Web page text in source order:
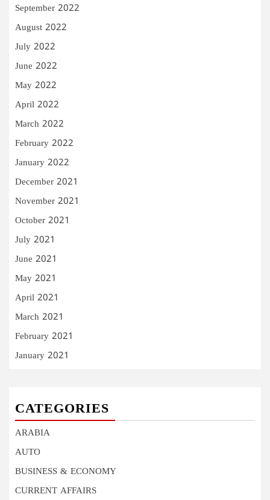
September 2022
August 2022
July 2022
June 2022
May 2022
April 2022
March 2022
February 2022
January 2022
December 2021
November 2021
October 2021
July 2021
June 2021
May 2021
April 2021
March 2021
February 2021
January 2021
CATEGORIES
ARABIA
AUTO
BUSINESS & ECONOMY
CURRENT AFFAIRS